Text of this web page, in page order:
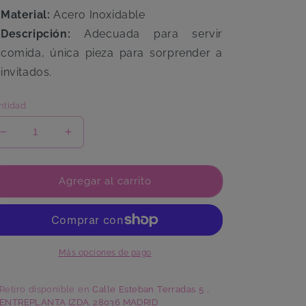
Material: Acero Inoxidable
Descripción: Adecuada para servir
comida, única pieza para sorprender a
invitados.
Reducir
cantidad
para
Metal
Aumentar
cantidad
para
Bandeja
Metal
Agregar al carrito
Más opciones de pago
Retiro disponible enCalle Esteban Terradas 5 ,
ENTREPLANTA IZDA. 28036 MADRID